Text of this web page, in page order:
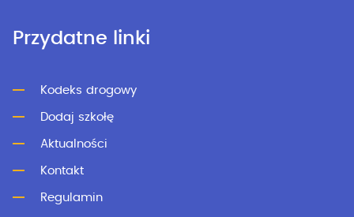
Przydatne linki
Kodeks drogowy
Dodaj szkołę
Aktualności
Kontakt
Regulamin